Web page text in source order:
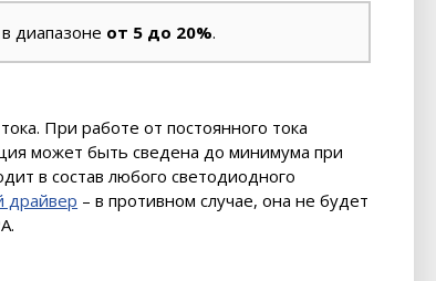
диапазоне от 5 до 20%.
При работе от постоянного тока
может быть сведена до минимума при
в состав любого светодиодного
драйвер – в противном случае, она не будет